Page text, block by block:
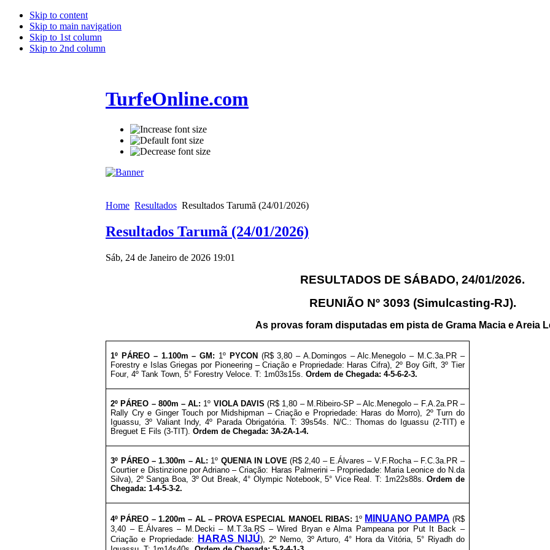
Skip to content
Skip to main navigation
Skip to 1st column
Skip to 2nd column
TurfeOnline.com
Home Resultados Resultados Tarumã (24/01/2026)
Resultados Tarumã (24/01/2026)
Sáb, 24 de Janeiro de 2026 19:01
RESULTADOS DE SÁBADO, 24/01/2026.
REUNIÃO Nº 3093 (Simulcasting-RJ).
As provas foram disputadas em pista de Grama Macia e Areia
1º PÁREO – 1.100m – GM: 1ºPYCON (R$ 3,80 – A.Domingos – Alc.Menegolo – M.C.3a.PR –
Forestry e Islas Griegas por Pioneering – Criação e Propriedade: Haras Cifra), 2º Boy Gift, 3º Tier
Four, 4º Tank Town, 5° Forestry Veloce. T: 1m03s15s.Ordem de Chegada: 4-5-6-2-3.
2ºPÁREO – 800m – AL: 1º VIOLA DAVIS(R$ 1,80 – M.Ribeiro-SP– Alc.Menegolo – F.A.2a.PR –
Rally Cry e Ginger Touch por Midshipman – Criação e Propriedade: Haras do Morro), 2ºTurn do
Iguassu , 3º Valiant Indy, 4º Parada Obrigatória. T: 39s54s. N/C.: Thomas do Iguassu (2-TIT) e
Breguet E Fils (3-TIT).Ordem de Chegada: 3A-2A-1-4.
3º PÁREO –1.300m – AL: 1º QUENIA IN LOVE (R$ 2,40 – E.Álvares – V.F.Rocha – F.C.3a.PR –
Courtier e Distinzione por Adriano – Criação: Haras Palmerini – Propriedade: Maria Leonice do N.da
Silva), 2º Sanga Boa, 3º Out Break, 4° Olympic Notebook, 5° Vice Real . T: 1m22s88s.Ordem de
Chegada: 1-4-5-3-2.
4ºPÁREO – 1.200m – AL– PROVA ESPECIAL MANOEL RIBAS: 1º MINUANO PAMPA (R$
3,40 – E.Álvares – M.Decki – M.T.3a.RS – Wired Bryan e Alma Pampeana por Put It Back –
Criação e Propriedade: HARAS NIJÚ), 2º Nemo, 3º Arturo, 4° Hora da Vitória, 5° Riyadh do